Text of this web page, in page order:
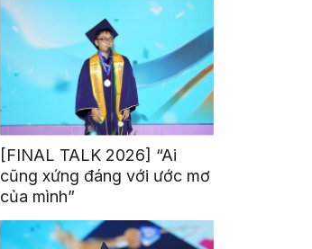
[FINAL TALK 2026] “Ai
cũng xứng đáng với ước mơ
của mình”